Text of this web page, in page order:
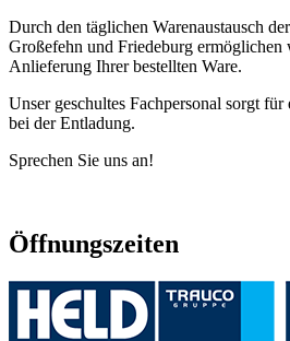
Durch den täglichen Warenaustausch
Großefehn und Friedeburg ermöglichen
Anlieferung Ihrer bestellten Ware.
Unser geschultes Fachpersonal sorgt
bei der Entladung.
Sprechen Sie uns an!
Öffnungszeiten